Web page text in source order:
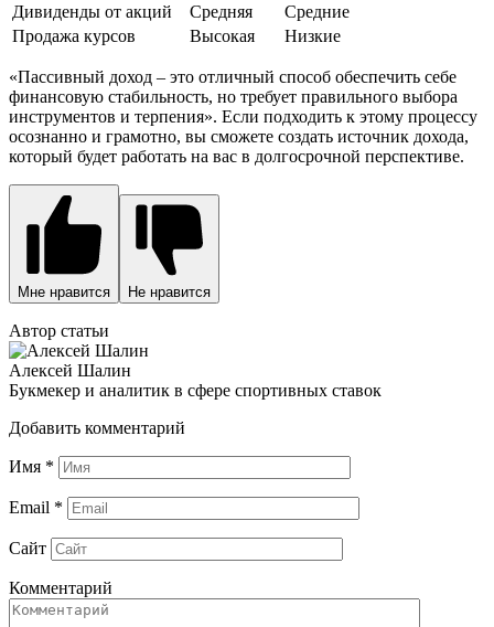
Дивиденды от акций
Средняя
Средние
Продажа курсов
Высокая Низкие
«Пассивный доход – это отличный способ обеспечить себе
финансовую стабильность, но требует правильного выбора
инструментов и терпения». Если подходить к этому процессу
осознанно и грамотно, вы сможете создать источник дохода,
который будет работать на вас в долгосрочной перспективе.
Мне нравится Не нравится
Автор статьи
Алексей Шалин
Букмекер и аналитик в сфере спортивных ставок
Добавить комментарий
Имя *
Email *
Сайт
Комментарий